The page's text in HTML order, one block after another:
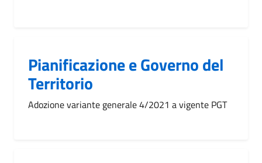
Pianificazione e Governo del
Territorio
Adozione variante generale 4/2021 a vigente PGT